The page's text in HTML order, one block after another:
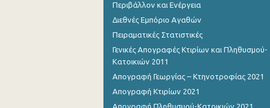
Περιβάλλον και Ενέργεια
Διεθνές Εμπόριο Αγαθών
Πειραματικές Στατιστικές
Γενικές Απογραφές Κτιρίων και Πληθυσμού-
Κατοικιών 2011
Απογραφή Γεωργίας – Κτηνοτροφίας 2021
Απογραφή Κτιρίων 2021
Απογραφή Πληθυσμού-Κατοικιών 2021